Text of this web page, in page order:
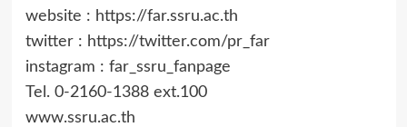
website : https://far.ssru.ac.th
twitter : https://twitter.com/pr_far
instagram : far_ssru_fanpage
Tel. 0-2160-1388 ext.100
www.ssru.ac.th